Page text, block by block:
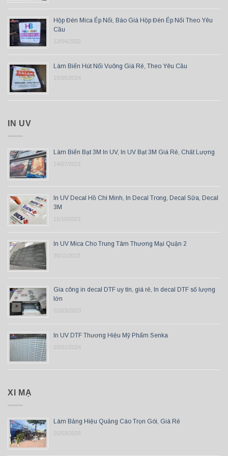
Hộp Đèn Mica Ép Nổi, Báo Giá Hộp Đèn Ép Nổi Theo Yêu
Cầu
12/04/2022
Làm Biển Hút Nổi Vuông Giá Rẻ, Theo Yêu Cầu
15/05/2024
IN UV
Làm Biển Bạt 3M In UV, In UV Bạt 3M Giá Rẻ, Chất Lượng
14/07/2021
In UV Decal Hồ Chí Minh, In Decal Trong, Decal Sữa, Decal
3M
15/10/2021
In UV Mica Cho Trung Tâm Thương Mại Quận 2
30/11/2023
Gia công in decal DTF uy tín, giá rẻ, In decal DTF số lượng
lớn
01/03/2023
In UV DTF Thương Hiệu Mỹ Phẩm Senka
03/01/2024
XI MẠ
Làm Bảng Hiệu Quảng Cáo Trọn Gói, Giá Rẻ
01/03/2026